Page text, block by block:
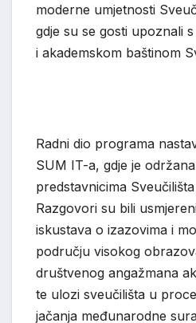
moderne umjetnosti
gdje su se gosti upoznali
i akademskom baštinom
Radni dio programa
SUM IT-a, gdje je
predstavnicima
Razgovori su bili
iskustava o izazovima i
području visokog
društvenog angažmana
te ulozi sveučilišta u
jačanja međunarodne